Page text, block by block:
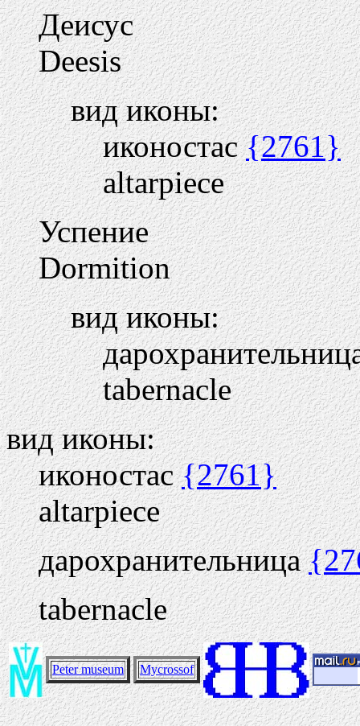
Деисус
Deesis
вид иконы:
иконостас{2761}
altarpiece
Успение
Dormition
вид иконы:
tabernacle
вид иконы:
иконостас{2761}
altarpiece
дарохранительница
tabernacle
Peter museum Mycrossof